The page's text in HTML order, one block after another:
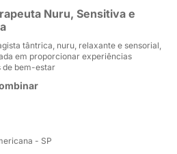
Nuru, Sensitiva e
tântrica, nuru, relaxante e sensorial,
em proporcionar experiências
de bem-estar
- SP